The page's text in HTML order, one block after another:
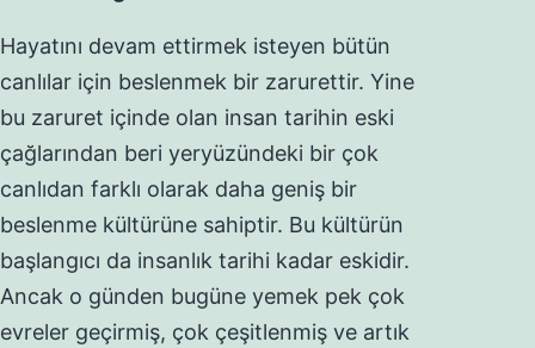
Hayatını devam ettirmek isteyen bütün
canlılar için beslenmek bir zarurettir. Yine
bu zaruret içinde olan insan tarihin eski
çağlarından beri yeryüzündeki bir çok
canlıdan farklı olarak daha geniş bir
beslenme kültürüne sahiptir. Bu kültürün
başlangıcı da insanlık tarihi kadar eskidir.
Ancak o günden bugüne yemek pek çok
evreler geçirmiş, çok çeşitlenmiş ve artık